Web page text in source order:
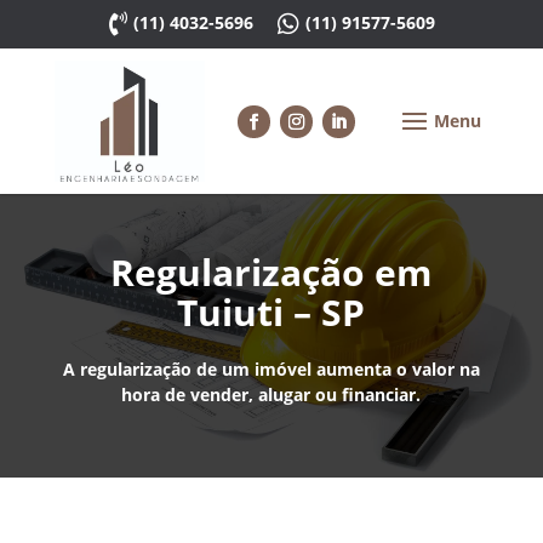
 (11) 4032-5696  (11) 91577-5609
Regularização em
Tuiuti – SP
A regularização de um imóvel aumenta o valor na
hora de vender, alugar ou financiar.